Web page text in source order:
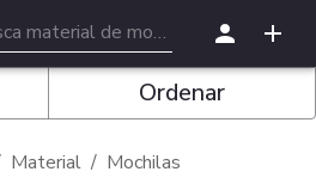
Material / Mochilas
Ordenar